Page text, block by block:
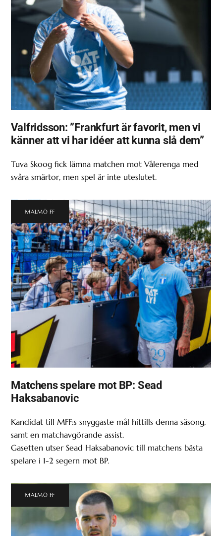
Valfridsson: ”Frankfurt är favorit, men vi
känner att vi har idéer att kunna slå dem”
Tuva Skoog fick lämna matchen mot Vålerenga med
svåra smärtor, men spel är inte uteslutet.
MALMÖ FF
Matchens spelare mot BP: Sead
Haksabanovic
Kandidat till MFF:s snyggaste mål hittills denna säsong,
samt en matchavgörande assist.
Gasetten utser Sead Haksabanovic till matchens bästa
spelare i 1-2 segern mot BP.
MALMÖ FF